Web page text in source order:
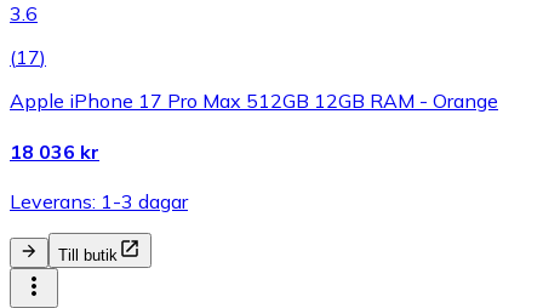
3.6
(17)
Apple iPhone 17 Pro Max 512GB 12GB RAM - Orange
18 036 kr
Leverans: 1-3 dagar
Till butik